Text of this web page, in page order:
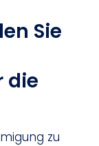
Sie
die
zu